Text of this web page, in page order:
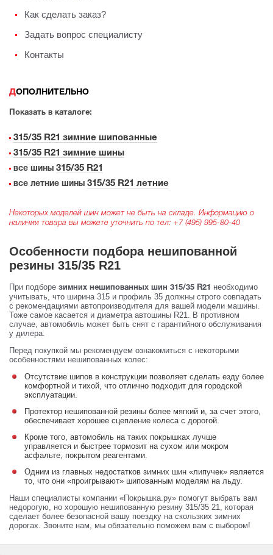
Как сделать заказ?
Задать вопрос специалисту
Контакты
ДОПОЛНИТЕЛЬНО
Показать в каталоге:
315/35 R21 зимние шипованные
315/35 R21 зимние шины
все шины 315/35 R21
все летние шины 315/35 R21 летние
Некоторых моделей шин может не быть на складе. Информацию о
наличии товара вы можете уточнить по тел: +7 (495) 995-80-40
Особенности подбора нешипованной
резины 315/35 R21
При подборе зимних нешипованных шин 315/35 R21
необходимо
учитывать, что ширина 315 и профиль 35 должны строго совпадать
с рекомендациями автопроизводителя для вашей модели машины.
Тоже самое касается и диаметра автошины R21. В противном
случае, автомобиль может быть снят с гарантийного обслуживания
у дилера.
Перед покупкой мы рекомендуем ознакомиться с некоторыми
особенностями нешипованных колес:
Отсутствие шипов в конструкции позволяет сделать езду более
комфортной и тихой, что отлично подходит для городской
эксплуатации.
Протектор нешипованной резины более мягкий и, за счет этого,
обеспечивает хорошее сцепление колеса с дорогой.
Кроме того, автомобиль на таких покрышках лучше
управляется и быстрее тормозит на сухом или мокром
асфальте, покрытом реагентами.
Одним из главных недостатков зимних шин «липучек» является
то, что они «проигрывают» шипованным моделям на льду.
Наши специалисты компании «Покрышка.ру» помогут выбрать вам
недорогую, но хорошую нешипованную резину 315/35 21, которая
сделает более безопасной вашу поездку на скользких зимних
дорогах. Звоните нам, мы обязательно поможем вам с выбором!